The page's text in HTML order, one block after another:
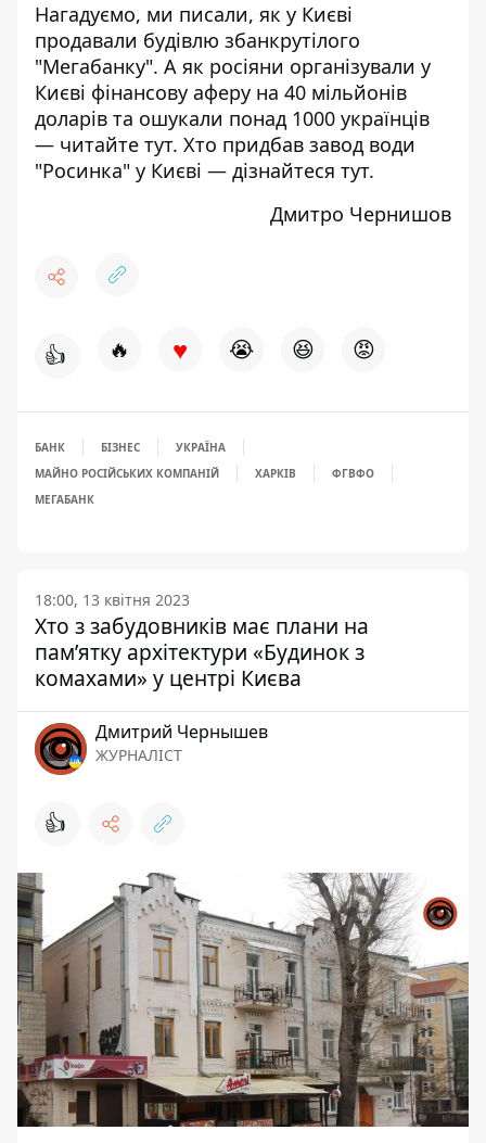
Нагадуємо, ми писали, як у Києві
продавали будівлю збанкрутілого
"Мегабанку". А як росіяни організували у
Києві фінансову аферу на 40 мільйонів
доларів та ошукали понад 1000 українців
— читайте тут. Хто придбав завод води
"Росинка" у Києві — дізнайтеся тут.
Дмитро Чернишов
👍 🔥 ♥ 😭 😆 😡
БАНК БІЗНЕС
УКРАЇНА
МАЙНО РОСІЙСЬКИХ КОМПАНІЙ
ХАРКІВ
ФГВФО
МЕГАБАНК
18:00, 13 квітня 2023
Хто з забудовників має плани на
пам’ятку архітектури «Будинок з
комахами» у центрі Києва
Дмитрий Чернышев
ЖУРНАЛІСТ
👍